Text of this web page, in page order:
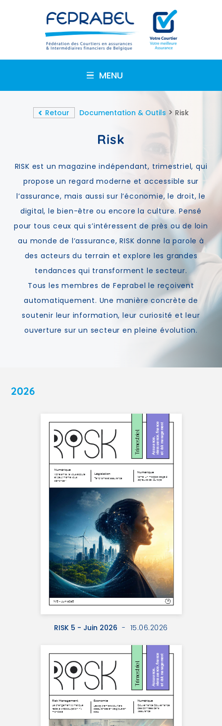
MENU
Retour Documentation & Outils > Risk
Risk
RISK est un magazine indépendant, trimestriel, qui
propose un regard moderne et accessible sur
l’assurance, mais aussi sur l’économie, le droit, le
digital, le bien-être ou encore la culture. Pensé
pour tous ceux qui s’intéressent de près ou de loin
au monde de l’assurance, RISK donne la parole à
des acteurs du terrain et explore les grandes
tendances qui transforment le secteur.
Tous les membres de Feprabel le reçoivent
automatiquement. Une manière concrète de
soutenir leur information, leur curiosité et leur
ouverture sur un secteur en pleine évolution.
2026
RISK 5 - Juin 2026 - 15.06.2026